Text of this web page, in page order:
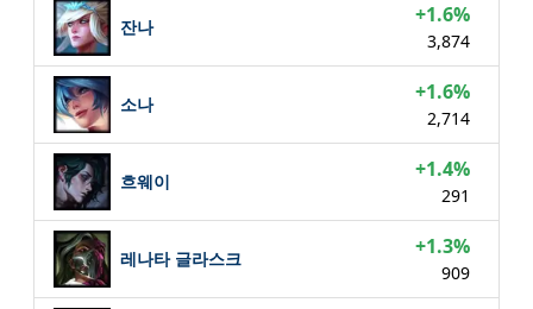
잔나 +1.6%
3,874
소나 +1.6%
2,714
흐웨이 +1.4%
291
레나타 글라스크 +1.3%
909